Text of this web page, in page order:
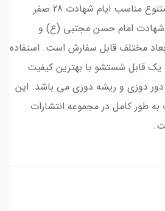
طراحی جدید و رنگبندی متنوع مناسب ایام شهادت 28 صفر
شهادت امام حسن مجتبی (ع) و
مختلف قابل سفارش است. استفاده
قابل شستشو با بهترین کیفیت
دور دوزی و ریشه دوزی می باشد. این
طور کامل در مجموعه انتشارات